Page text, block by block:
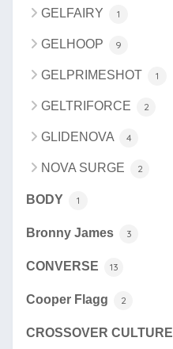
GELFAIRY 1
GELHOOP 9
GELPRIMESHOT 1
GELTRIFORCE 2
GLIDENOVA 4
NOVA SURGE 2
BODY 1
Bronny James 3
CONVERSE 13
Cooper Flagg 2
CROSSOVER CULTURE